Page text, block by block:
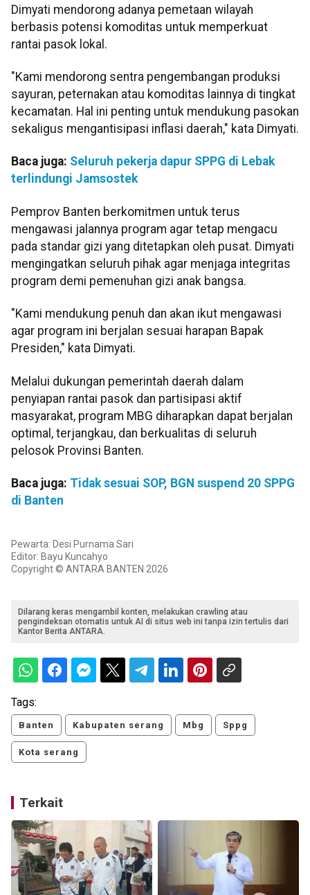
Dimyati mendorong adanya pemetaan wilayah
berbasis potensi komoditas untuk memperkuat
rantai pasok lokal.
"Kami mendorong sentra pengembangan produksi
sayuran, peternakan atau komoditas lainnya di tingkat
kecamatan. Hal ini penting untuk mendukung pasokan
sekaligus mengantisipasi inflasi daerah," kata Dimyati.
Baca juga: Seluruh pekerja dapur SPPG di Lebak
terlindungi Jamsostek
Pemprov Banten berkomitmen untuk terus
mengawasi jalannya program agar tetap mengacu
pada standar gizi yang ditetapkan oleh pusat. Dimyati
mengingatkan seluruh pihak agar menjaga integritas
program demi pemenuhan gizi anak bangsa.
"Kami mendukung penuh dan akan ikut mengawasi
agar program ini berjalan sesuai harapan Bapak
Presiden," kata Dimyati.
Melalui dukungan pemerintah daerah dalam
penyiapan rantai pasok dan partisipasi aktif
masyarakat, program MBG diharapkan dapat berjalan
optimal, terjangkau, dan berkualitas di seluruh
pelosok Provinsi Banten.
Baca juga: Tidak sesuai SOP, BGN suspend 20 SPPG
di Banten
Pewarta: Desi Purnama Sari
Editor: Bayu Kuncahyo
Copyright © ANTARA BANTEN 2026
Dilarang keras mengambil konten, melakukan crawling atau
pengindeksan otomatis untuk AI di situs web ini tanpa izin tertulis dari
Kantor Berita ANTARA.
Tags:
Banten Kabupaten serang Mbg Sppg
Kota serang
Terkait